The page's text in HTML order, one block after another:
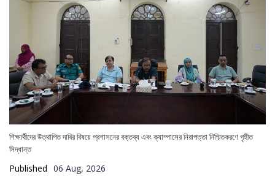
শিক্ষার্থীদের উত্থাপিত দাবির বিষয়ে প্রশাসনের বক্তব্য এবং ক্যাম্পাসের নিরাপত্তা নিশ্চিতকরণে গৃহীত
সিদ্ধান্ত
Published 06 Aug, 2026